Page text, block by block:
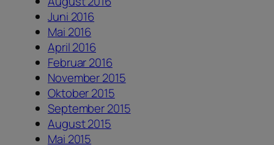
Juni 2016
Mai 2016
April 2016
Februar 2016
November 2015
Oktober 2015
September 2015
August 2015
Mai 2015